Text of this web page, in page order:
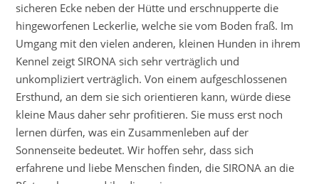
sicheren Ecke neben der Hütte und erschnupperte die
hingeworfenen Leckerlie, welche sie vom Boden fraß. Im
Umgang mit den vielen anderen, kleinen Hunden in ihrem
Kennel zeigt SIRONA sich sehr verträglich und
unkompliziert verträglich. Von einem aufgeschlossenen
Ersthund, an dem sie sich orientieren kann, würde diese
kleine Maus daher sehr profitieren. Sie muss erst noch
lernen dürfen, was ein Zusammenleben auf der
Sonnenseite bedeutet. Wir hoffen sehr, dass sich
erfahrene und liebe Menschen finden, die SIRONA an die